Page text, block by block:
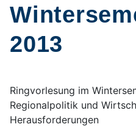
2013
Ringvorlesung im
Regionalpolitik und
Herausforderungen